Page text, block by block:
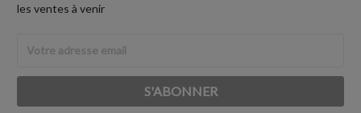
les ventes à venir
Email